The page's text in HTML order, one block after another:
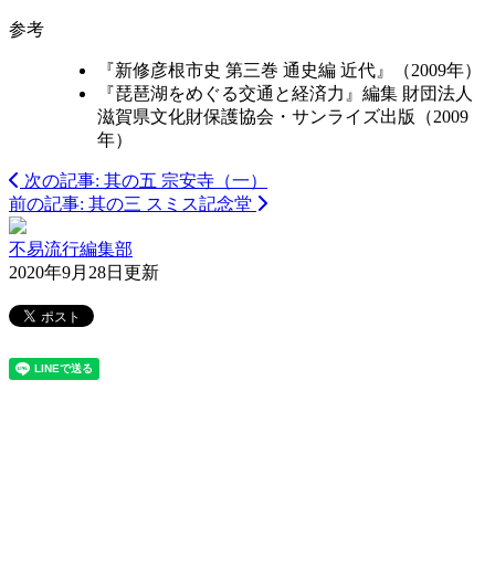
参考
『新修彦根市史 第三巻 通史編 近代』（2009年）
『琵琶湖をめぐる交通と経済力』編集 財団法人
滋賀県文化財保護協会・サンライズ出版（2009
年）
次の記事: 其の五 宗安寺（一）
前の記事: 其の三 スミス記念堂
不易流行編集部
2020年9月28日更新